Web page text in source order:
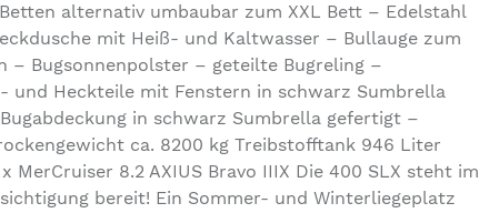
alternativ umbaubar zum XXL Bett – Edelstahl
mit Heiß- und Kaltwasser – Bullauge zum
– Bugsonnenpolster – geteilte Bugreling –
und Heckteile mit Fenstern in schwarz Sumbrella
in schwarz Sumbrella gefertigt –
ca. 8200 kg Treibstofftank 946 Liter
MerCruiser 8.2 AXIUS Bravo IIIX Die 400 SLX steht im
bereit! Ein Sommer- und Winterliegeplatz